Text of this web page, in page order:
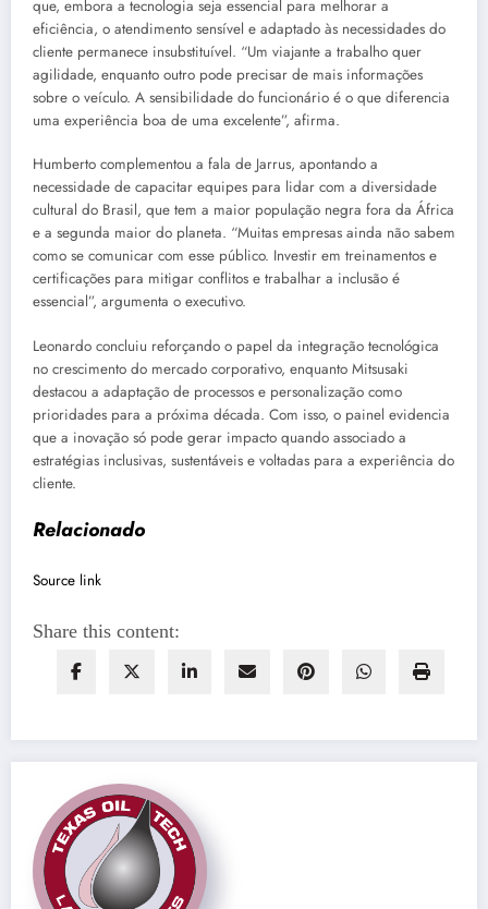
que, embora a tecnologia seja essencial para melhorar a
eficiência, o atendimento sensível e adaptado às necessidades do
cliente permanece insubstituível. “Um viajante a trabalho quer
agilidade, enquanto outro pode precisar de mais informações
sobre o veículo. A sensibilidade do funcionário é o que diferencia
uma experiência boa de uma excelente”, afirma.
Humberto complementou a fala de Jarrus, apontando a
necessidade de capacitar equipes para lidar com a diversidade
cultural do Brasil, que tem a maior população negra fora da África
e a segunda maior do planeta. “Muitas empresas ainda não sabem
como se comunicar com esse público. Investir em treinamentos e
certificações para mitigar conflitos e trabalhar a inclusão é
essencial”, argumenta o executivo.
Leonardo concluiu reforçando o papel da integração tecnológica
no crescimento do mercado corporativo, enquanto Mitsusaki
destacou a adaptação de processos e personalização como
prioridades para a próxima década. Com isso, o painel evidencia
que a inovação só pode gerar impacto quando associado a
estratégias inclusivas, sustentáveis e voltadas para a experiência do
cliente.
Relacionado
Source link
Share this content: